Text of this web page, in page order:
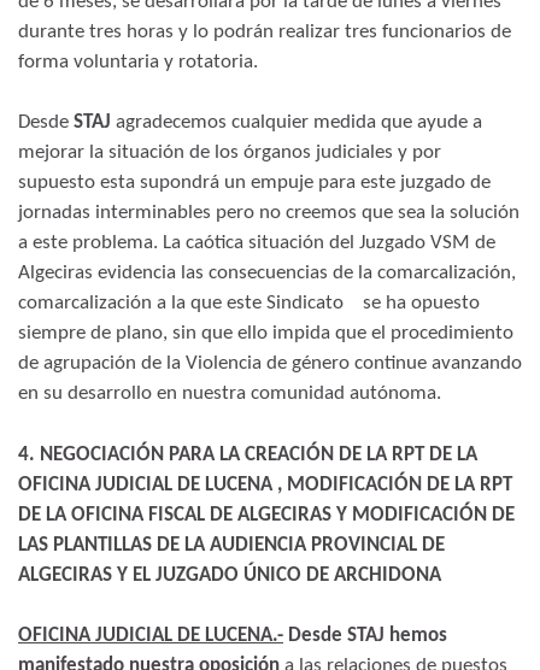
durante tres horas y lo podrán realizar tres funcionarios de
forma voluntaria y rotatoria.
Desde STAJ agradecemos cualquier medida que ayude a
mejorar la situación de los órganos judiciales y por
supuesto esta supondrá un empuje para este juzgado de
jornadas interminables pero no creemos que sea la solución
a este problema. La caótica situación del Juzgado VSM de
Algeciras evidencia las consecuencias de la comarcalización,
comarcalización a la que este Sindicato se ha opuesto
siempre de plano, sin que ello impida que el procedimiento
de agrupación de la Violencia de género continue avanzando
en su desarrollo en nuestra comunidad autónoma.
4. NEGOCIACIÓN PARA LA CREACIÓN DE LA RPT DE LA
OFICINA JUDICIAL DE LUCENA , MODIFICACIÓN DE LA RPT
DE LA OFICINA FISCAL DE ALGECIRAS Y MODIFICACIÓN DE
LAS PLANTILLAS DE LA AUDIENCIA PROVINCIAL DE
ALGECIRAS Y EL JUZGADO ÚNICO DE ARCHIDONA
OFICINA JUDICIAL DE LUCENA.- Desde STAJ hemos